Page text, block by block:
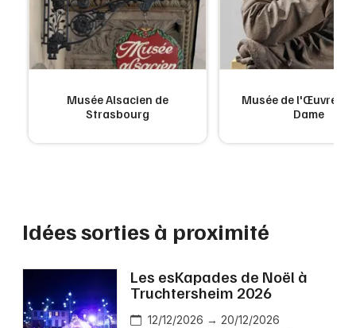
Musée Alsacien de
Strasbourg
Musée de l'Œuvre
Dame
Idées sorties à proximité
Les esKapades de Noël à
Truchtersheim 2026
12/12/2026 → 20/12/2026